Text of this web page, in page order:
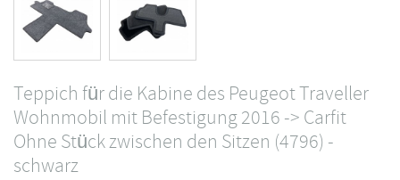
Teppich für die Kabine des Peugeot Traveller
Wohnmobil mit Befestigung 2016 -> Carfit
Ohne Stück zwischen den Sitzen (4796) -
schwarz